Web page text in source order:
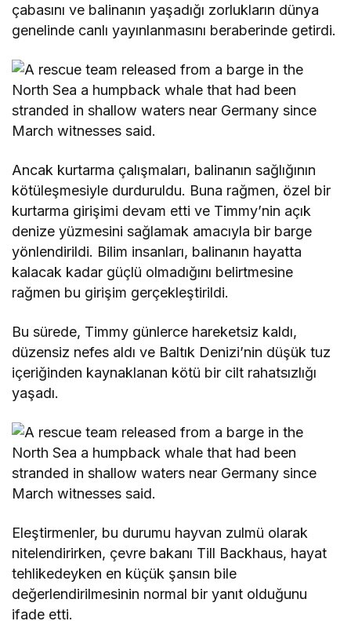
çabasını ve balinanın yaşadığı zorlukların dünya
genelinde canlı yayınlanmasını beraberinde getirdi.
Ancak kurtarma çalışmaları, balinanın sağlığının
kötüleşmesiyle durduruldu. Buna rağmen, özel bir
kurtarma girişimi devam etti ve Timmy’nin açık
denize yüzmesini sağlamak amacıyla bir barge
yönlendirildi. Bilim insanları, balinanın hayatta
kalacak kadar güçlü olmadığını belirtmesine
rağmen bu girişim gerçekleştirildi.
Bu sürede, Timmy günlerce hareketsiz kaldı,
düzensiz nefes aldı ve Baltık Denizi’nin düşük tuz
içeriğinden kaynaklanan kötü bir cilt rahatsızlığı
yaşadı.
Eleştirmenler, bu durumu hayvan zulmü olarak
nitelendirirken, çevre bakanı Till Backhaus, hayat
tehlikedeyken en küçük şansın bile
değerlendirilmesinin normal bir yanıt olduğunu
ifade etti.